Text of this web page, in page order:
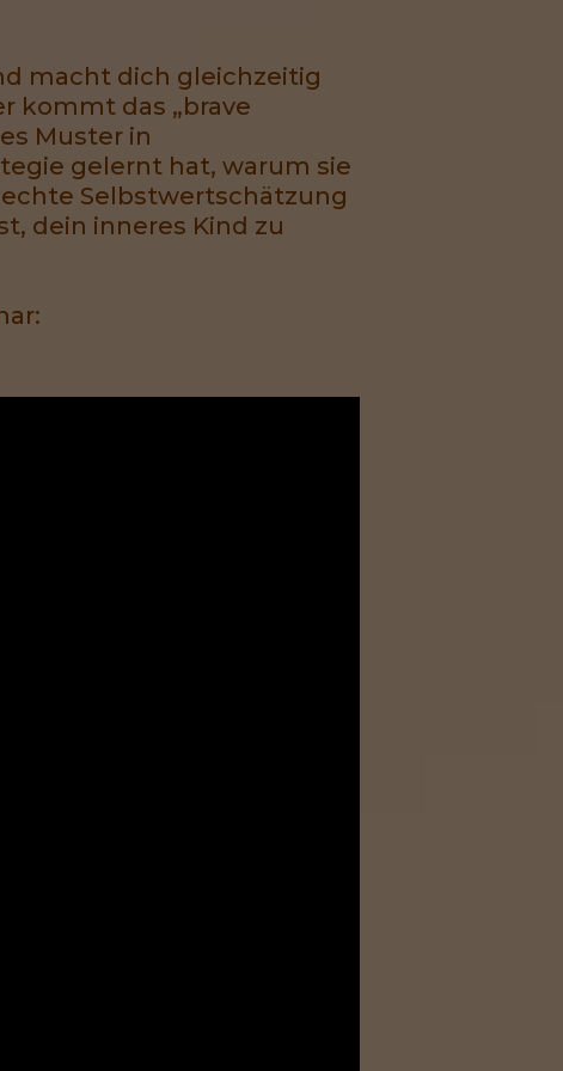
macht dich gleichzeitig
kommt das „brave
Muster in
gelernt hat, warum sie
Selbstwertschätzung
dein inneres Kind zu